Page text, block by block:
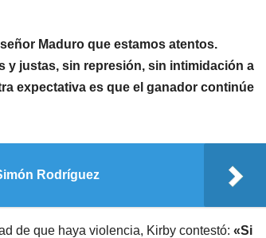
Maduro que estamos atentos.
y justas, sin represión, sin intimidación a
expectativa es que el ganador continúe
Rodríguez
de que haya violencia, Kirby contestó: «Si